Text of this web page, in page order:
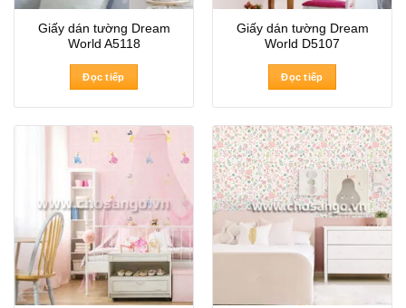
Giấy dán tường Dream
World A5118
Đọc tiếp
Giấy dán tường Dream
World D5107
Đọc tiếp